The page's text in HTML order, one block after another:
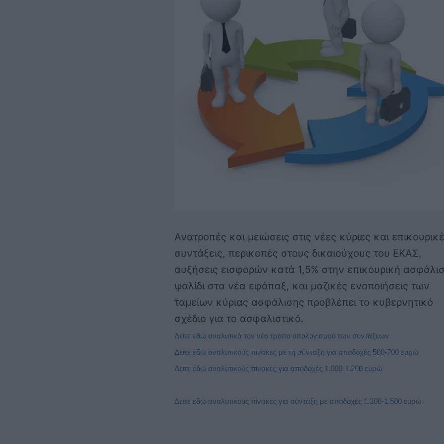
Ανατροπές και μειώσεις στις νέες κύριες και
συντάξεις, περικοπές στους δικαιούχους του ΕΚΑΣ,
αυξήσεις εισφορών κατά 1,5% στην επικουρική
ψαλίδι στα νέα εφάπαξ, και μαζικές ενοποιήσεις των
ταμείων κύριας ασφάλισης προβλέπει το κυβερνητικό
σχέδιο για το ασφαλιστικό.
Δείτε εδώ αναλυτικά τον νέο τρόπο υπολογισμού των συντάξεων
Δείτε εδώ αναλυτικούς πίνακες με τη σύνταξη για αποδοχές 500-700 ευρώ
Δείτε εδώ αναλυτικούς πίνακες για αποδοχές 1.000-1.200 ευρώ
Δείτε εδώ αναλυτικούς πίνακες για σύνταξη με αποδοχές 1.300-1.500 ευρώ